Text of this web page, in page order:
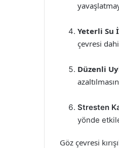
Yeterli Su
çevresi
Düzenli
Stresten
yönde
Göz çevresi